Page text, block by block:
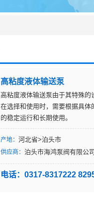
高粘度液体输送泵
高粘度液体输送泵由于其特殊的
在选择和使用时，需要根据具
的稳定运行和长期使用。
产地： 河北省>泊头市
供应商： 泊头市海鸿泵阀有限公司
电话：0317-8317222